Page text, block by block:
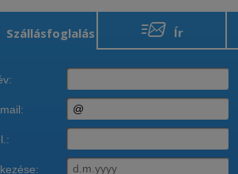
Szállásfoglalás Ír